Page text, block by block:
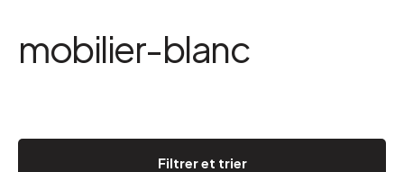
mobilier-blanc
Filtrer et trier